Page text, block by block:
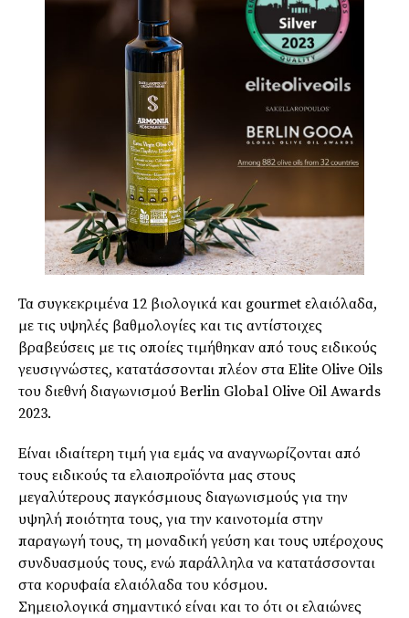
Τα συγκεκριμένα 12 βιολογικά και gourmet ελαιόλαδα,
με τις υψηλές βαθμολογίες και τις αντίστοιχες
βραβεύσεις με τις οποίες τιμήθηκαν από τους ειδικούς
γευσιγνώστες, κατατάσσονται πλέον στα Elite Olive Oils
του διεθνή διαγωνισμού Berlin Global Olive Oil Awards
2023.
Είναι ιδιαίτερη τιμή για εμάς να αναγνωρίζονται από
τους ειδικούς τα ελαιοπροϊόντα μας στους
μεγαλύτερους παγκόσμιους διαγωνισμούς για την
υψηλή ποιότητα τους, για την καινοτομία στην
παραγωγή τους, τη μοναδική γεύση και τους υπέροχους
συνδυασμούς τους, ενώ παράλληλα να κατατάσσονται
στα κορυφαία ελαιόλαδα του κόσμου.
Σημειολογικά σημαντικό είναι και το ότι οι ελαιώνες